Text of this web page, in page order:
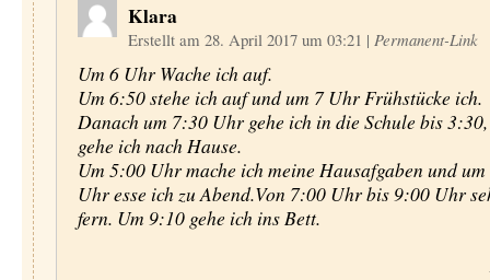
Klara
Erstellt am 28. April 2017 um 03:21 | Permanent-Link
Um 6 Uhr Wache ich auf.
Um 6:50 stehe ich auf und um 7 Uhr Frühstücke ich.
Danach um 7:30 Uhr gehe ich in die Schule bis
gehe ich nach Hause.
Um 5:00 Uhr mache ich meine Hausafgaben und
Uhr esse ich zu Abend.Von 7:00 Uhr bis 9:00 Uhr
fern. Um 9:10 gehe ich ins Bett.